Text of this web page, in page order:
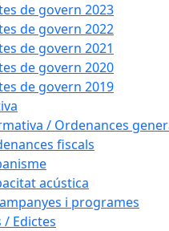
de govern 2023
de govern 2022
de govern 2021
de govern 2020
de govern 2019
/ Ordenances
fiscals
acústica
i programes
/ Edictes